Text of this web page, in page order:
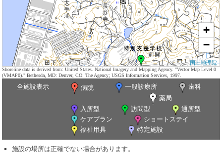
+
−
国土地理院
Shoreline data is derived from: United States. National Imagery and Mapping Agency. "Vector Map Level 0
(VMAP0)." Bethesda, MD: Denver, CO: The Agency; USGS Information Services, 1997.
全施設表示 病院 一般診療所
歯科
薬局
入所型
訪問型
通所型
ケアプラン
ショートステイ
福祉用具
特定施設
施設の場所は正確でない場合があります。